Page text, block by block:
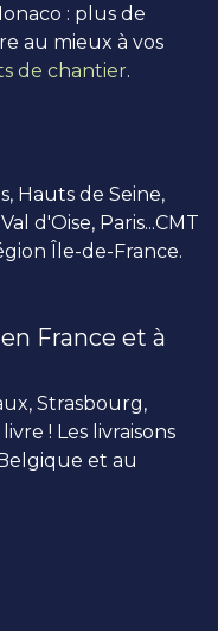
: plus de
au mieux à vos
de chantier.
Hauts de Seine,
d'Oise, Paris...CMT
Île-de-France.
France et à
Strasbourg,
! Les livraisons
et au